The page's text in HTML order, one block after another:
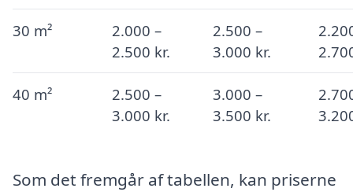
30 m²
2.000 –
2.500 kr.
2.500 –
3.000 kr.
40 m²
2.500 –
3.000 kr.
3.000 –
3.500 kr.
Som det fremgår af tabellen, kan priserne